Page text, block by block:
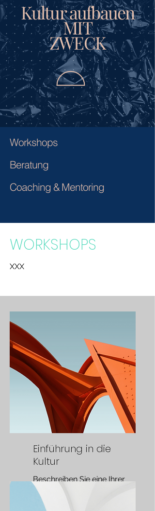
Kultur aufbauen
MIT
ZWECK
Workshops
Beratung
Coaching & Mentoring
WORKSHOPS
XXX
Einführung in die
Kultur
Beschreiben Sie eine Ihrer
Dienstleistungen